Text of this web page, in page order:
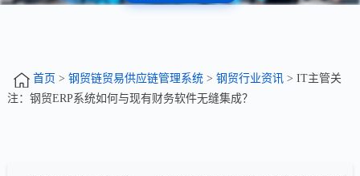
首页 > 钢贸链贸易供应链管理系统> 钢贸行业资讯> IT主管关
注：钢贸ERP系统如何与现有财务软件无缝集成？